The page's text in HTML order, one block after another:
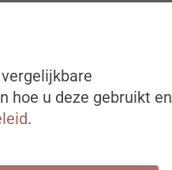
hoe u deze gebruikt en
.